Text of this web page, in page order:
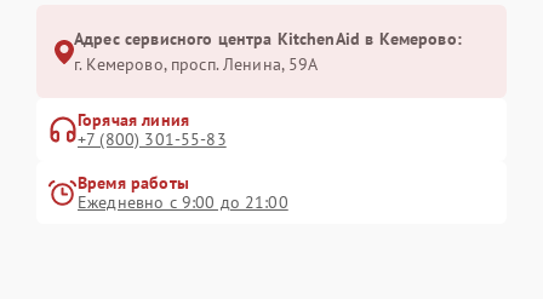
Адрес сервисного центра KitchenAid в Кемерово:
г. Кемерово, просп. Ленина, 59А
Горячая линия
+7 (800) 301-55-83
Время работы
Ежедневно с 9:00 до 21:00